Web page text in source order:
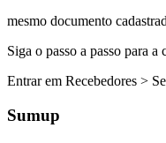
mesmo documento
Siga o passo a passo para a
Entrar em Recebedores >
Sumup